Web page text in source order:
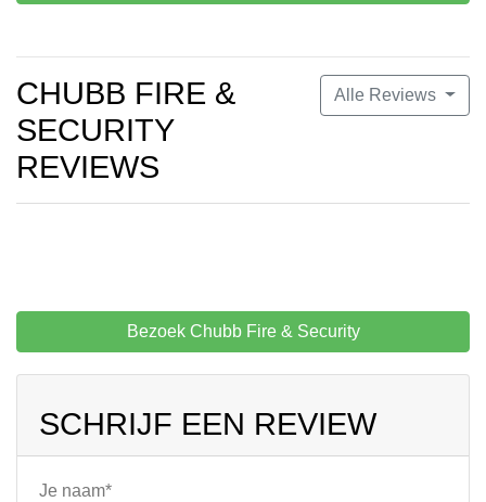
Alle Reviews
CHUBB FIRE &
SECURITY
REVIEWS
Bezoek Chubb Fire & Security
SCHRIJF EEN REVIEW
Je naam*